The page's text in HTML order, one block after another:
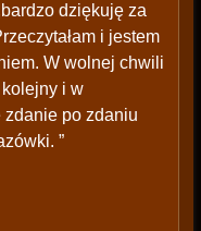
dziękuję za
i jestem
W wolnej chwili
i w
po zdaniu
”